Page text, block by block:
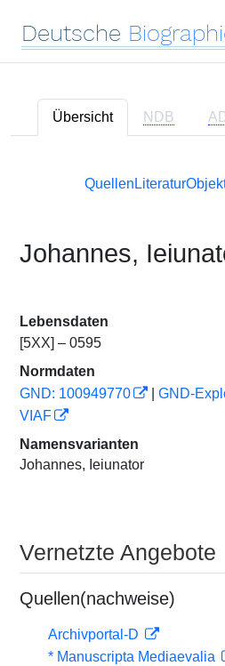
Deutsche
Übersicht NDB
Quellen Literatur
Johannes,
Lebensdaten
[5XX] – 0595
Normdaten
GND: 100949770
GND-
VIAF
Namensvarianten
Johannes, Ieiunator
Vernetzte Angebote
Quellen(nachweise)
Archivportal-D
* Manuscripta Mediaevalia